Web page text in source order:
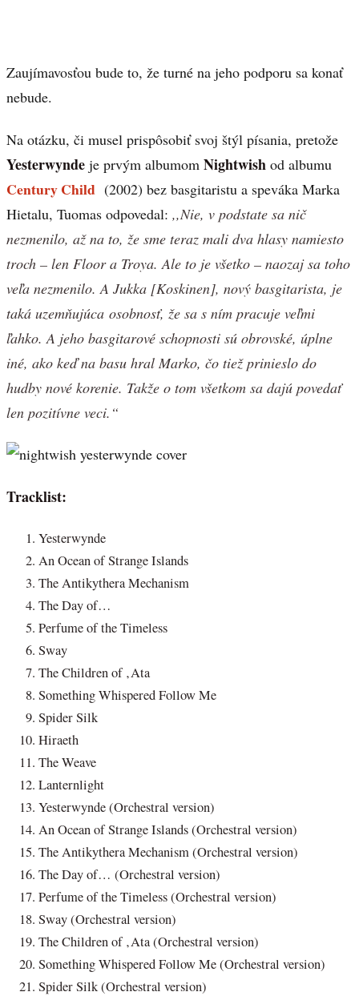
Zaujímavosťou bude to, že turné na jeho podporu sa konať
nebude.
Na otázku, či musel prispôsobiť svoj štýl písania, pretože
Yesterwynde je prvým albumom Nightwish od albumu
Century Child (2002) bez basgitaristu a speváka Marka
Hietalu, Tuomas odpovedal: ,,Nie, v podstate sa nič
nezmenilo, až na to, že sme teraz mali dva hlasy namiesto
troch – len Floor a Troya. Ale to je všetko – naozaj sa toho
veľa nezmenilo. A Jukka [Koskinen], nový basgitarista, je
taká uzemňujúca osobnosť, že sa s ním pracuje veľmi
ľahko. A jeho basgitarové schopnosti sú obrovské, úplne
iné, ako keď na basu hral Marko, čo tiež prinieslo do
hudby nové korenie. Takže o tom všetkom sa dajú povedať
len pozitívne veci.“
Tracklist:
Yesterwynde
An Ocean of Strange Islands
The Antikythera Mechanism
The Day of…
Perfume of the Timeless
Sway
The Children of ‚Ata
Something Whispered Follow Me
Spider Silk
Hiraeth
The Weave
Lanternlight
Yesterwynde (Orchestral version)
An Ocean of Strange Islands (Orchestral version)
The Antikythera Mechanism (Orchestral version)
The Day of… (Orchestral version)
Perfume of the Timeless (Orchestral version)
Sway (Orchestral version)
The Children of ‚Ata (Orchestral version)
Something Whispered Follow Me (Orchestral version)
Spider Silk (Orchestral version)